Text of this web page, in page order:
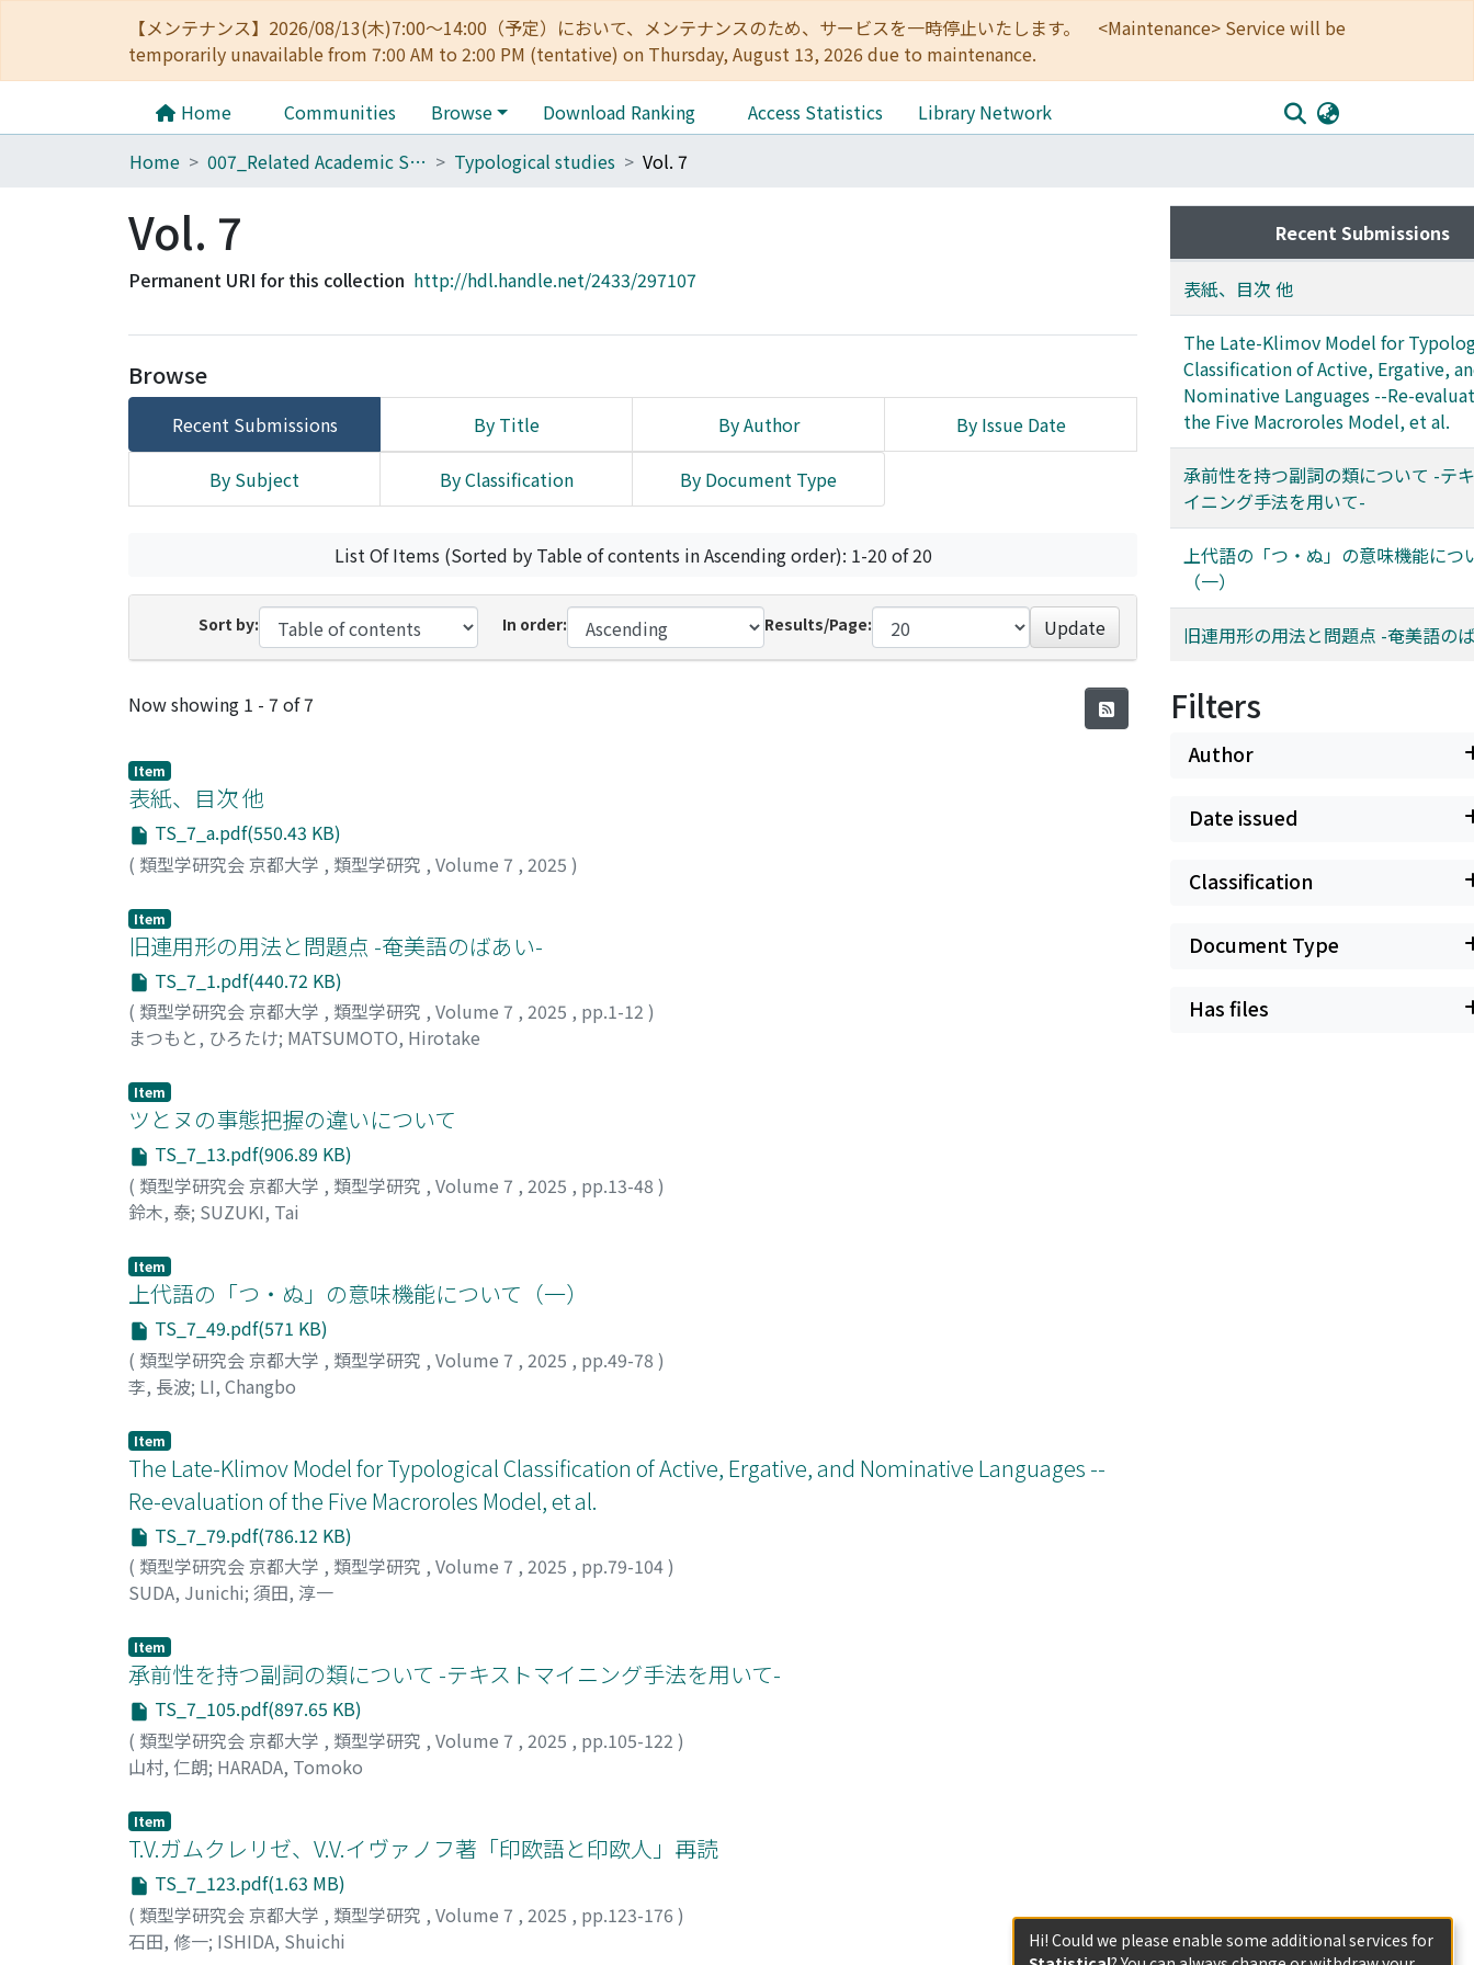
【メンテナンス】2026/08/13(木)7:00～14:00（予定）において、メンテナンスのため、サービスを一時停止いたします。 <Maintenance> Service will be
temporarily unavailable from 7:00 AM to 2:00 PM (tentative) on Thursday, August 13, 2026 due to maintenance.
Home Communities Browse Download Ranking Access Statistics
Library Network
Home
007_Related Academic Societies Typological studies Vol. 7
Vol. 7
Permanent URI for this collection http://hdl.handle.net/2433/297107
Browse
Recent Submissions By Title By Author By Issue Date
By Subject By Classification By Document Type
List Of Items (Sorted by Table of contents in Ascending order): 1-20 of 20
Sort by: In order: Results/Page: Update
Recent Submissions
Now showing 1 - 7 of 7
Item
表紙、目次 他
TS_7_a.pdf(550.43 KB)
( 類型学研究会 京都大学 , 類型学研究 , Volume 7 , 2025 )
Item
旧連用形の用法と問題点 -奄美語のばあい-
TS_7_1.pdf(440.72 KB)
( 類型学研究会 京都大学 , 類型学研究 , Volume 7 , 2025 , pp.1-12 )
まつもと, ひろたけ; MATSUMOTO, Hirotake
Item
ツとヌの事態把握の違いについて
TS_7_13.pdf(906.89 KB)
( 類型学研究会 京都大学 , 類型学研究 , Volume 7 , 2025 , pp.13-48 )
鈴木, 泰; SUZUKI, Tai
Item
上代語の「つ・ぬ」の意味機能について（一）
TS_7_49.pdf(571 KB)
( 類型学研究会 京都大学 , 類型学研究 , Volume 7 , 2025 , pp.49-78 )
李, 長波; LI, Changbo
Item
The Late-Klimov Model for Typological Classification of Active, Ergative, and Nominative Languages --
Re-evaluation of the Five Macroroles Model, et al.
TS_7_79.pdf(786.12 KB)
( 類型学研究会 京都大学 , 類型学研究 , Volume 7 , 2025 , pp.79-104)
SUDA, Junichi; 須田, 淳一
Item
承前性を持つ副詞の類について -テキストマイニング手法を用いて-
TS_7_105.pdf(897.65 KB)
( 類型学研究会 京都大学 , 類型学研究 , Volume 7 , 2025 , pp.105-122 )
山村, 仁朗; HARADA, Tomoko
Item
T.V.ガムクレリゼ、V.V.イヴァノフ著「印欧語と印欧人」再読
TS_7_123.pdf(1.63 MB)
( 類型学研究会 京都大学 , 類型学研究 , Volume 7 , 2025 , pp.123-176 )
石田, 修一; ISHIDA, Shuichi
Recent Submissions
表紙、目次 他
The Late-Klimov Model for
Classification of Active, Ergative,
Nominative Languages --Re-
the Five Macroroles Model, et al.
承前性を持つ副詞の類について -テ
イニング手法を用いて-
上代語の「つ・ぬ」の意味機能につ
（一）
旧連用形の用法と問題点 -奄美語の
Filters
Author
Date issued
Classification
Document Type
Has files
Hi! Could we please enable some additional services for